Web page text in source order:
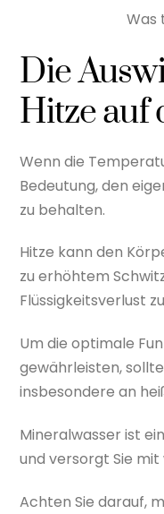
Was
Die
Hitze auf
Wenn die
Bedeutung, den
zu behalten.
Hitze kann den
zu erhöhtem
Flüssigkeitsverlust
Um die optimale
gewährleisten,
insbesondere an
Mineralwasser ist
und versorgt Sie
Achten Sie darauf,